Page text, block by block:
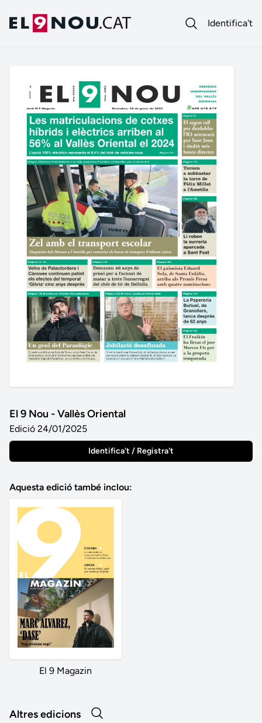
Identifica't
El 9 Nou - Vallès Oriental
Edició 24/01/2025
Identifica't / Registra't
Aquesta edició també inclou:
El 9 Magazin
Altres edicions